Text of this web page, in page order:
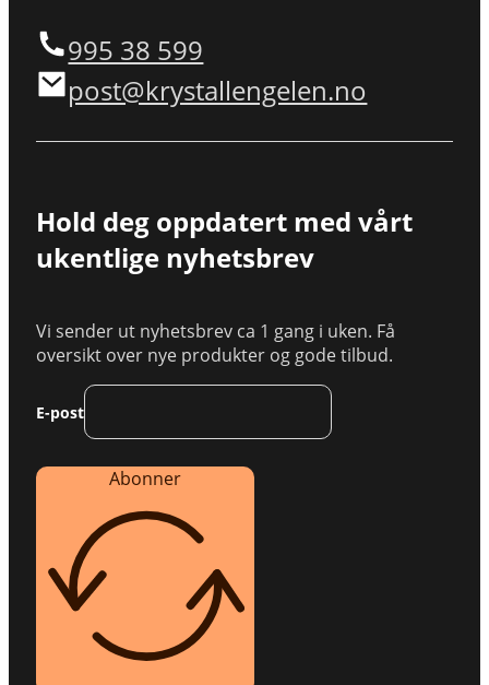
995 38 599
post@krystallengelen.no
Hold deg oppdatert med vårt
ukentlige nyhetsbrev
Vi sender ut nyhetsbrev ca 1 gang i uken. Få
oversikt over nye produkter og gode tilbud.
E-post
Abonner